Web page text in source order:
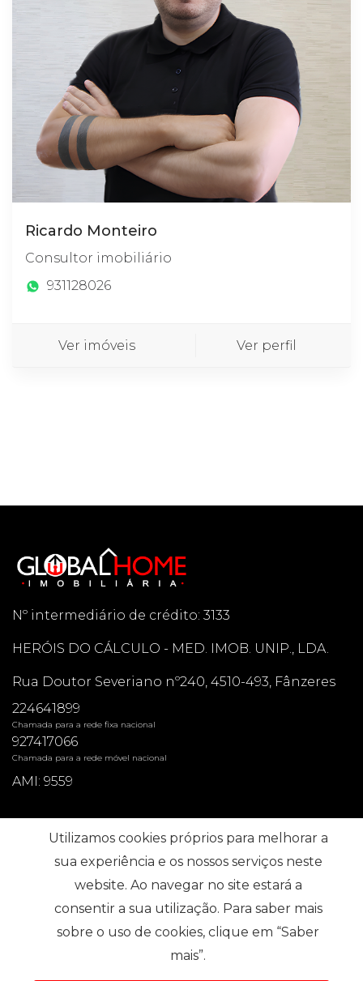
Ricardo Monteiro
Consultor imobiliário
931128026
Ver imóveis Ver perfil
Nº intermediário de crédito: 3133
HERÓIS DO CÁLCULO - MED. IMOB. UNIP., LDA.
Rua Doutor Severiano nº240, 4510-493, Fânzeres
224641899
Chamada para a rede fixa nacional
927417066
Chamada para a rede móvel nacional
AMI: 9559
Pesquisas mais Frequentes
Subscrever
Utilizamos cookies próprios para melhorar a
sua experiência e os nossos serviços neste
website. Ao navegar no site estará a
consentir a sua utilização. Para saber mais
sobre o uso de cookies, clique em “Saber
mais”.